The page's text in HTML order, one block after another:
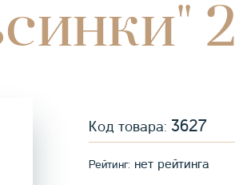
2
Код товара: 3627
Рейтинг: нет рейтинга